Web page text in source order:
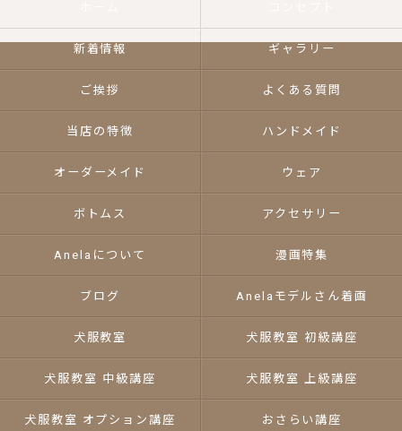
新着情報 ギャラリー
ご挨拶 よくある質問
当店の特徴 ハンドメイド
オーダーメイド ウェア
ボトムス アクセサリー
Anelaについて 漫画特集
ブログ Anelaモデルさん着画
犬服教室 犬服教室 初級講座
犬服教室 中級講座 犬服教室 上級講座
犬服教室 オプション講座 おさらい講座